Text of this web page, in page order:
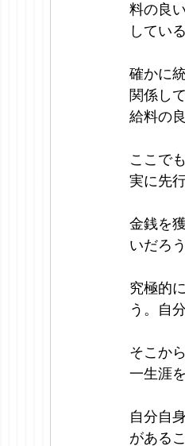
料の良
してい
確かに
関係し
給料の
ここで
実に先
金銭を
いだろ
究極的
う。自
そこか
一生涯
自分自
がある